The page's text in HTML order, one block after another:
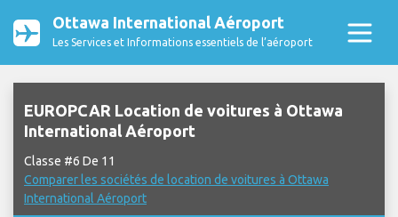
Ottawa International Aéroport
Les Services et Informations essentiels de l’aéroport
EUROPCAR Location de voitures à Ottawa
International Aéroport
Classe #6 De 11
Comparer les sociétés de location de voitures à Ottawa
International Aéroport